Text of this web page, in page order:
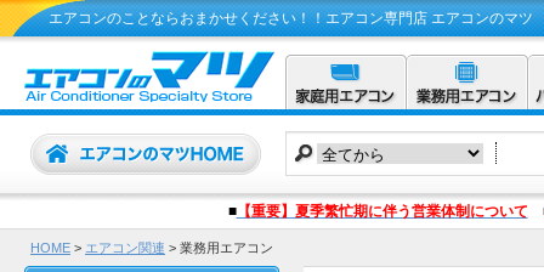
エアコンのことならおまかせください！！エアコン専門店 エアコンのマツ
■【重要】夏季繁忙期に伴う営業体制について
HOME > エアコン関連 > 業務用エアコン